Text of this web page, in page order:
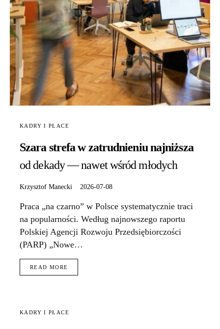
KADRY I PŁACE
Szara strefa w zatrudnieniu najniższa
od dekady — nawet wśród młodych
Krzysztof Manecki 2026-07-08
Praca „na czarno” w Polsce systematycznie traci
na popularności. Według najnowszego raportu
Polskiej Agencji Rozwoju Przedsiębiorczości
(PARP) „Nowe…
READ MORE
KADRY I PŁACE